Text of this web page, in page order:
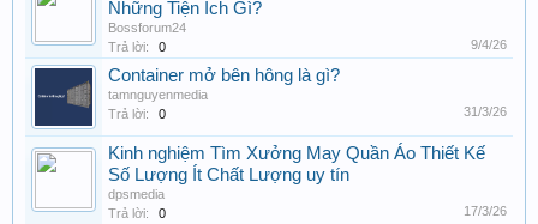
Những Tiện Ích Gì?
Bossforum24
Trả lời:
0 9/4/26
Container mở bên hông là gì?
tamnguyenmedia
Trả lời:
0 31/3/26
Kinh nghiệm Tìm Xưởng May Quần Áo Thiết Kế
Số Lượng Ít Chất Lượng uy tín
dpsmedia
Trả lời:
0 17/3/26